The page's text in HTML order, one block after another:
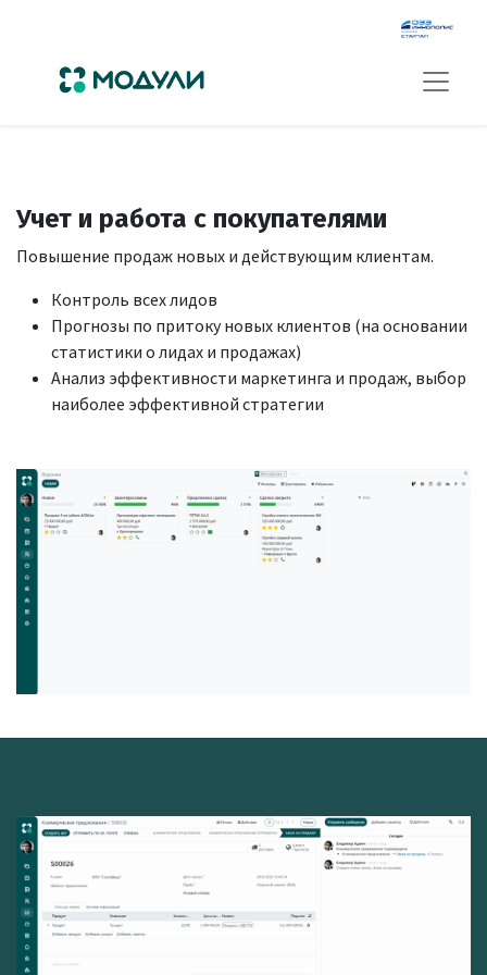
Учет и работа с покупателями
Повышение продаж новых и действующим клиентам.
Контроль всех лидов
Прогнозы по притоку новых клиентов (на основании
статистики о лидах и продажах)
Анализ эффективности маркетинга и продаж, выбор
наиболее эффективной стратегии